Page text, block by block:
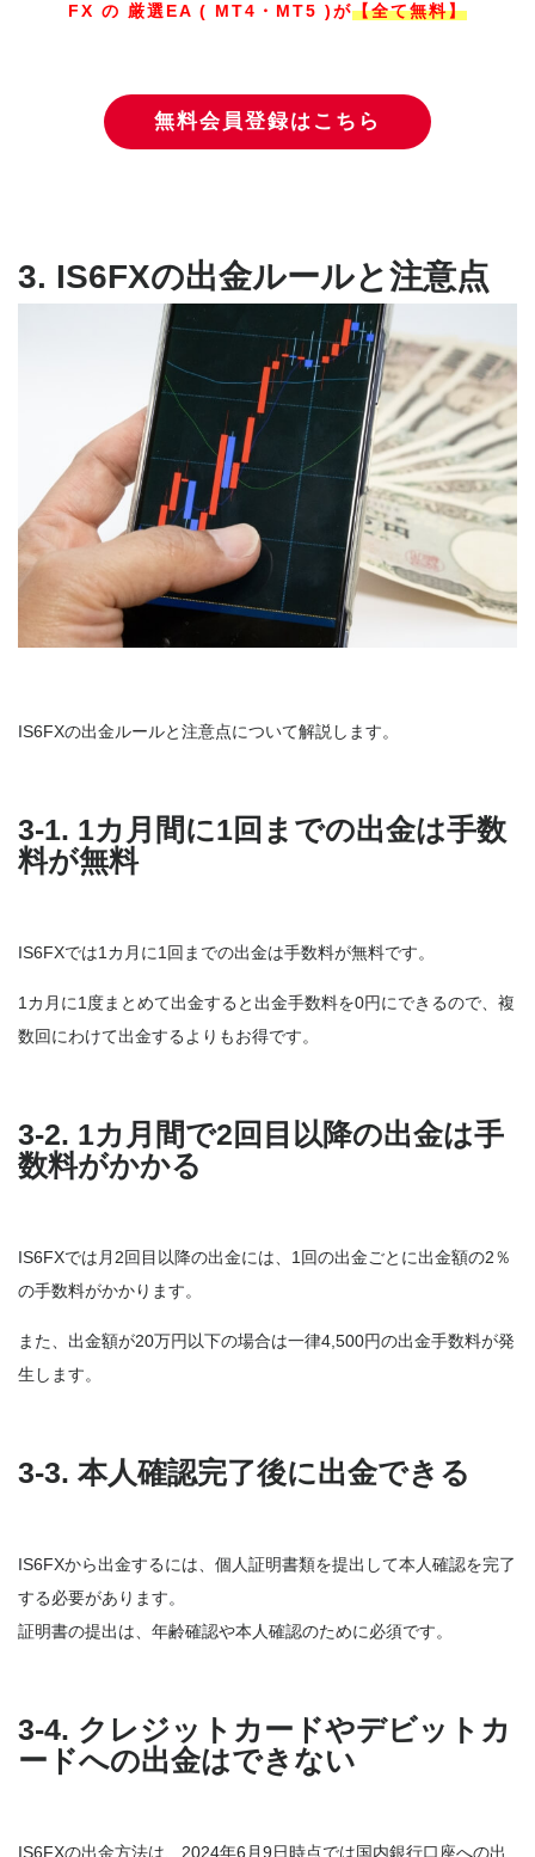
FX の 厳選EA ( MT4・MT5 )が【全て無料】
無料会員登録はこちら
3. IS6FXの出金ルールと注意点
IS6FXの出金ルールと注意点について解説します。
3-1. 1カ月間に1回までの出金は手数
料が無料
IS6FXでは1カ月に1回までの出金は手数料が無料です。
1カ月に1度まとめて出金すると出金手数料を0円にできるので、複
数回にわけて出金するよりもお得です。
3-2. 1カ月間で2回目以降の出金は手
数料がかかる
IS6FXでは月2回目以降の出金には、1回の出金ごとに出金額の2％
の手数料がかかります。
また、出金額が20万円以下の場合は一律4,500円の出金手数料が発
生します。
3-3. 本人確認完了後に出金できる
IS6FXから出金するには、個人証明書類を提出して本人確認を完了
する必要があります。
証明書の提出は、年齢確認や本人確認のために必須です。
3-4. クレジットカードやデビットカ
ードへの出金はできない
IS6FXの出金方法は、2024年6月9日時点では国内銀行口座への出